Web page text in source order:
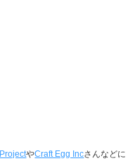
やCraft Egg Incさんなどに